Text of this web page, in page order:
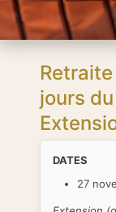
jours
DATES
27